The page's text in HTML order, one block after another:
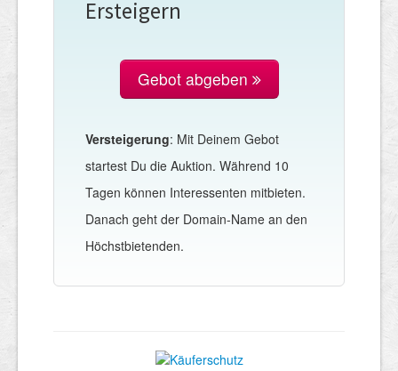
Ersteigern
Gebot abgeben
Versteigerung: Mit Deinem Gebot
startest Du die Auktion. Während 10
Tagen können Interessenten mitbieten.
Danach geht der Domain-Name an den
Höchstbietenden.